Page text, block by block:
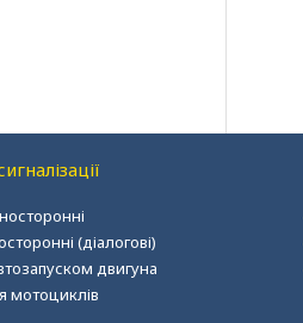
(діалогові)
двигуна
мотоциклів